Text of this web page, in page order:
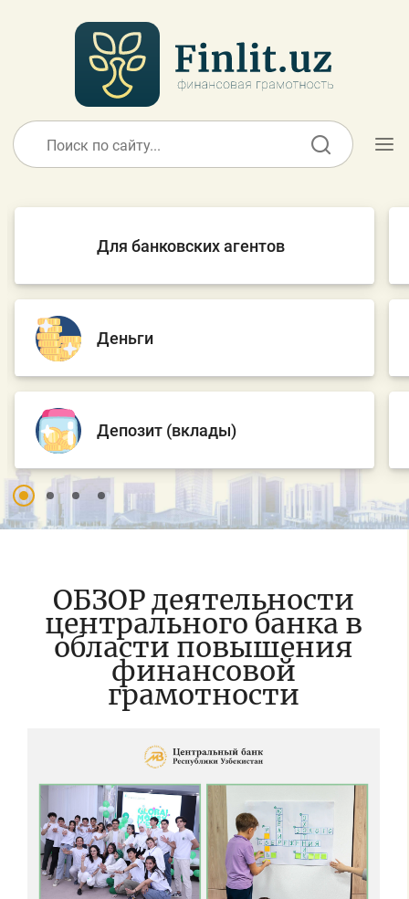
Для банковских агентов
Деньги
Депозит (вклады)
O’zb Ўзб
Статьи
Учебные материалы
О проекте
Поиск по сайту
Карта сайта
ОБЗОР деятельности
центрального банка в
области повышения
финансовой
грамотности